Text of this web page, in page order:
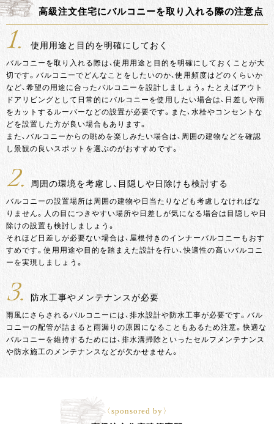
高級注文住宅にバルコニーを取り入れる際の注意点
1. 使用用途と目的を明確にしておく
バルコニーを取り入れる際は、使用用途と目的を明確にしておくことが大
切です。バルコニーでどんなことをしたいのか、使用頻度はどのくらいか
など、希望の用途に合ったバルコニーを設計しましょう。たとえばアウト
ドアリビングとして日常的にバルコニーを使用したい場合は、日差しや雨
をカットするルーバーなどの設置が必要です。また、水栓やコンセントな
どを設置した方が良い場合もあります。
また、バルコニーからの眺めを楽しみたい場合は、周囲の建物などを確認
し景観の良いスポットを選ぶのがおすすめです。
2. 周囲の環境を考慮し、目隠しや日除けも検討する
バルコニーの設置場所は周囲の建物や日当たりなども考慮しなければな
りません。人の目につきやすい場所や日差しが気になる場合は目隠しや日
除けの設置も検討しましょう。
それほど日差しが必要ない場合は、屋根付きのインナーバルコニーもおす
すめです。使用用途や目的を踏まえた設計を行い、快適性の高いバルコニ
ーを実現しましょう。
3. 防水工事やメンテナンスが必要
雨風にさらされるバルコニーには、排水設計や防水工事が必要です。バル
コニーの配管が詰まると雨漏りの原因になることもあるため注意。快適な
バルコニーを維持するためには、排水溝掃除といったセルフメンテナンス
や防水施工のメンテナンスなどが欠かせません。
〈sponsored by〉